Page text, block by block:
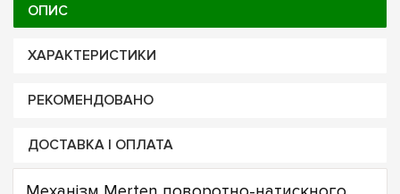
ОПИС
ХАРАКТЕРИСТИКИ
РЕКОМЕНДОВАНО
ДОСТАВКА І ОПЛАТА